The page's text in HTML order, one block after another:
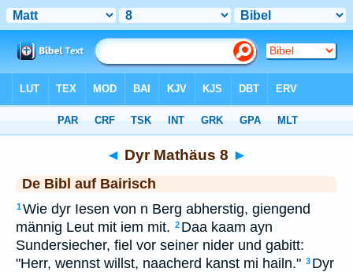
◄ Dyr Mathäus 8 ►
De Bibl auf Bairisch
1Wie dyr Iesen von n Berg abherstig, giengend
männig Leut mit iem mit. 2 Daa kaam ayn
Sundersiecher, fiel vor seiner nider und gabitt:
"Herr, wennst willst, naacherd kanst mi hailn." 3 Dyr